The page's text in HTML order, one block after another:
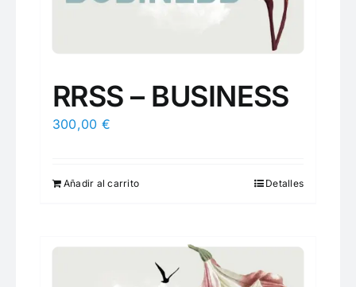
RRSS – BUSINESS
300,00 €
Añadir al carrito Detalles